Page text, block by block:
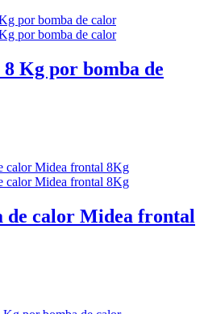
Kg por bomba de
de calor Midea frontal